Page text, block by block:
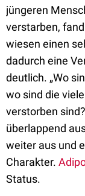
jüngeren
verstarben,
wiesen einen
dadurch eine
deutlich. „Wo
wo sind die
verstorben
überlappend
weiter aus und
Charakter.
Status.